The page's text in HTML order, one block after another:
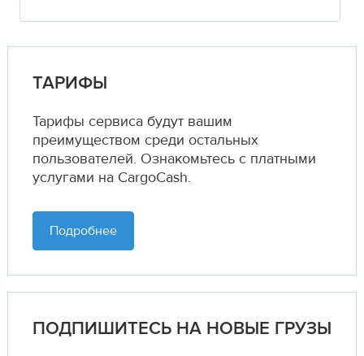
ТАРИФЫ
Тарифы сервиса будут вашим
преимуществом среди остальных
пользователей. Ознакомьтесь с платными
услугами на CargoCash.
Подробнее
ПОДПИШИТЕСЬ НА НОВЫЕ ГРУЗЫ